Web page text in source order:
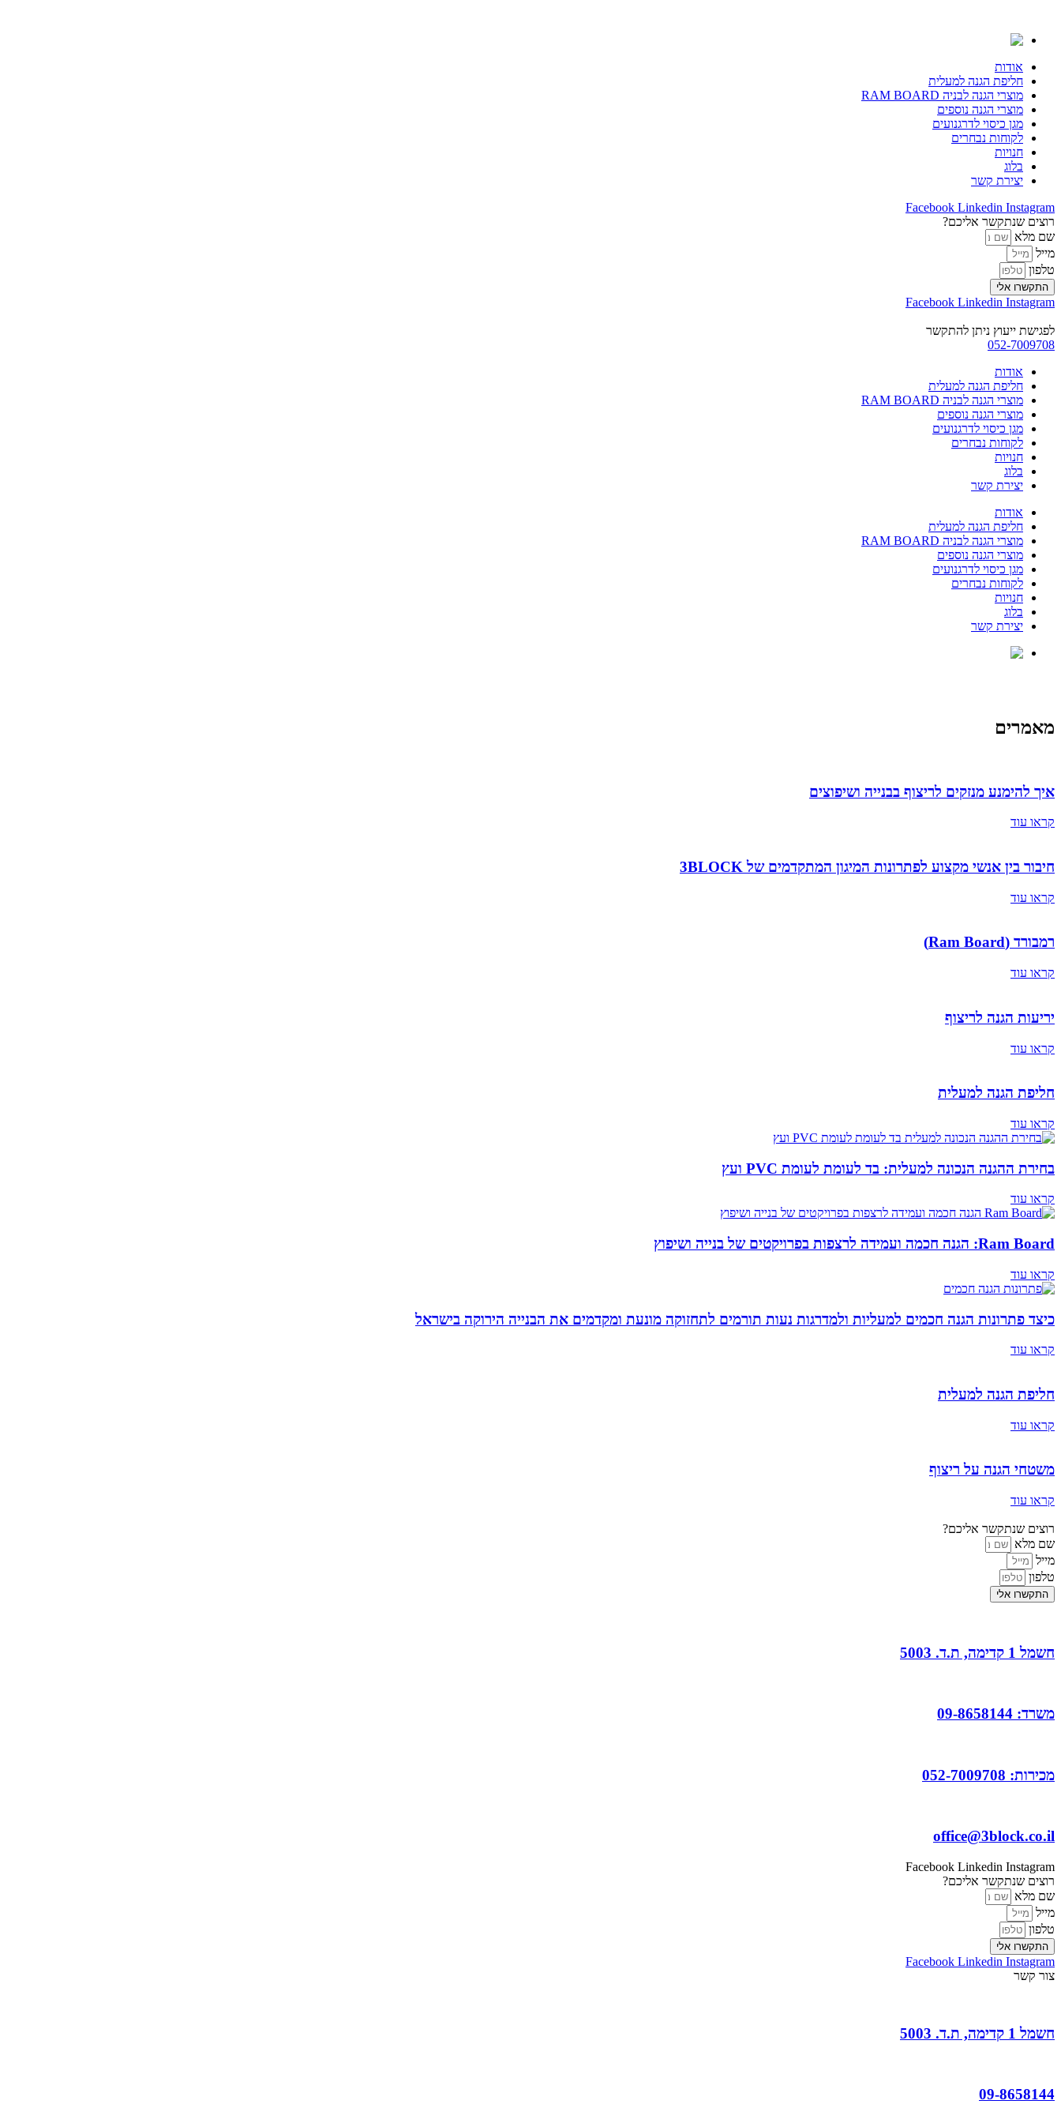
אודות
חליפת הגנה למעלית
מוצרי הגנה לבניה RAM BOARD
מוצרי הגנה נוספים
מגן כיסוי לדרגנועים
לקוחות נבחרים
חנויות
בלוג
יצירת קשר
Facebook Linkedin Instagram
רוצים שנתקשר אליכם?
שם מלא
מייל
טלפון
התקשרו אלי
Facebook Linkedin Instagram
לפגישת ייעוץ ניתן להתקשר
052-7009708
אודות
חליפת הגנה למעלית
מוצרי הגנה לבניה RAM BOARD
מוצרי הגנה נוספים
מגן כיסוי לדרגנועים
לקוחות נבחרים
חנויות
בלוג
יצירת קשר
אודות
חליפת הגנה למעלית
מוצרי הגנה לבניה RAM BOARD
מוצרי הגנה נוספים
מגן כיסוי לדרגנועים
לקוחות נבחרים
חנויות
בלוג
יצירת קשר
מאמרים
איך להימנע מנזקים לריצוף בבנייה ושיפוצים
קראו עוד
חיבור בין אנשי מקצוע לפתרונות המיגון המתקדמים של 3BLOCK
קראו עוד
רמבורד (Ram Board)
קראו עוד
יריעות הגנה לריצוף
קראו עוד
חליפת הגנה למעלית
קראו עוד
בחירת ההגנה הנכונה למעלית: בד לעומת לעומת PVC ועץ
קראו עוד
Ram Board: הגנה חכמה ועמידה לרצפות בפרויקטים של בנייה ושיפוץ
קראו עוד
כיצד פתרונות הגנה חכמים למעליות ולמדרגות נעות תורמים לתחזוקה מונעת ומקדמים את הבנייה הירוקה בישראל
קראו עוד
חליפת הגנה למעלית
קראו עוד
משטחי הגנה על ריצוף
קראו עוד
רוצים שנתקשר אליכם?
שם מלא
מייל
טלפון
התקשרו אלי
חשמל 1 קדימה, ת.ד. 5003
משרד: 09-8658144
מכירות: 052-7009708
office@3block.co.il
Facebook Linkedin Instagram
רוצים שנתקשר אליכם?
שם מלא
מייל
טלפון
התקשרו אלי
Facebook Linkedin Instagram
צור קשר
חשמל 1 קדימה, ת.ד. 5003
09-8658144